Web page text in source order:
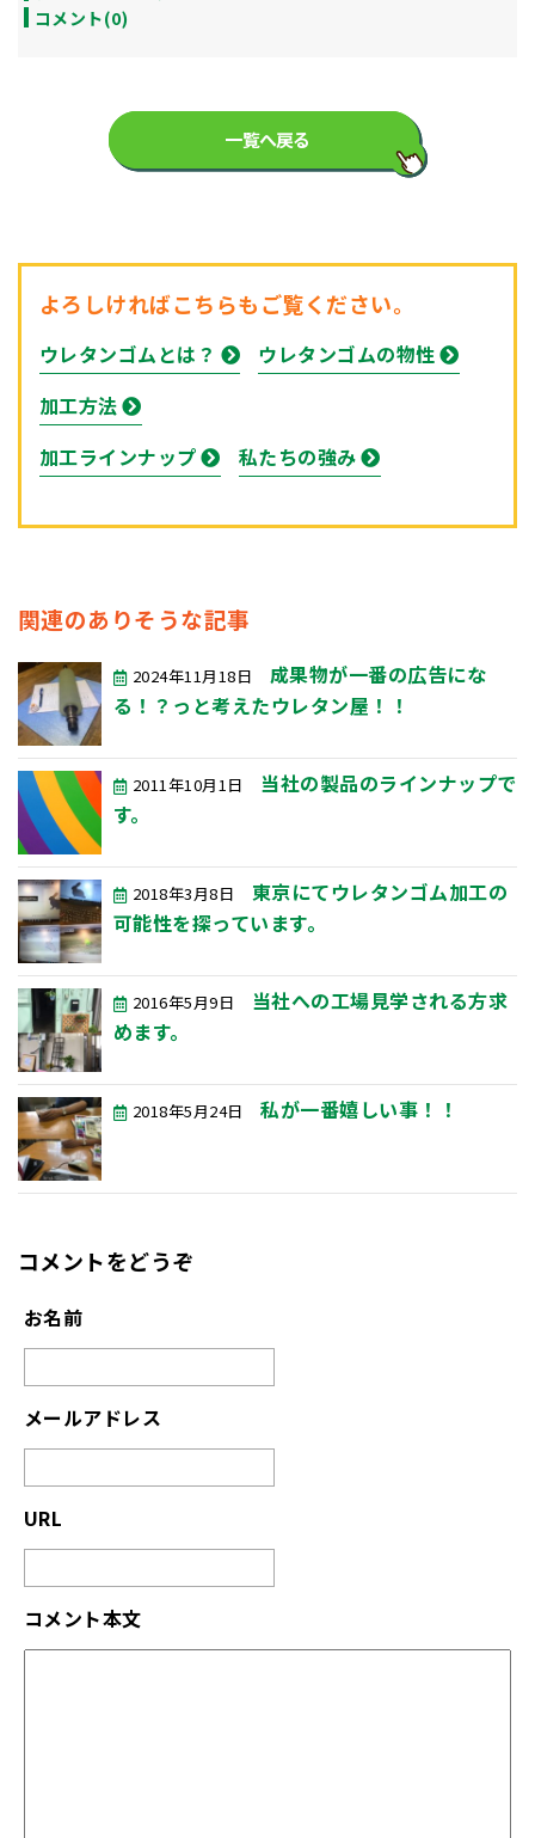
コメント(0)
一覧へ戻る
よろしければこちらもご覧ください。
ウレタンゴムとは？
ウレタンゴムの物性
加工方法
加工ラインナップ
私たちの強み
関連のありそうな記事
2024年11月18日
成果物が一番の広告にな
る！？っと考えたウレタン屋！！
2011年10月1日
当社の製品のラインナップで
す。
2018年3月8日
東京にてウレタンゴム加工の
可能性を探っています。
2016年5月9日
当社への工場見学される方求
めます。
2018年5月24日 私が一番嬉しい事！！
コメントをどうぞ
お名前
メールアドレス
URL
コメント本文